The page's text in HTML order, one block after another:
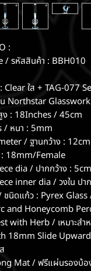
:
/ รหัสสินค้า : BBH010
ใส + TAG-077
Northstar Glasswork
: 18Inches / 45cm
/ หนา : 5mm
/ ฐานกว้าง : 12cm
: 18mm/Female
dia / ปากกว้าง : 5cm
inner dia / วงใน ปา
นิดแก้ว : Pyrex
and Honeycomb
with Herb / เหมาะสำ
18mm Slide
Mat / ฟรีแผ่นรองบ้อ